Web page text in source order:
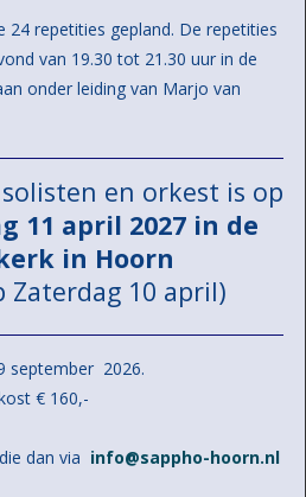
repetities gepland. De repetities
van 19.30 tot 21.30 uur in de
onder leiding van Marjo van
en orkest is op
11 april 2027 in de
in Hoorn
Zaterdag 10 april)
september 2026.
€ 160,-
dan via info@sappho-hoorn.nl